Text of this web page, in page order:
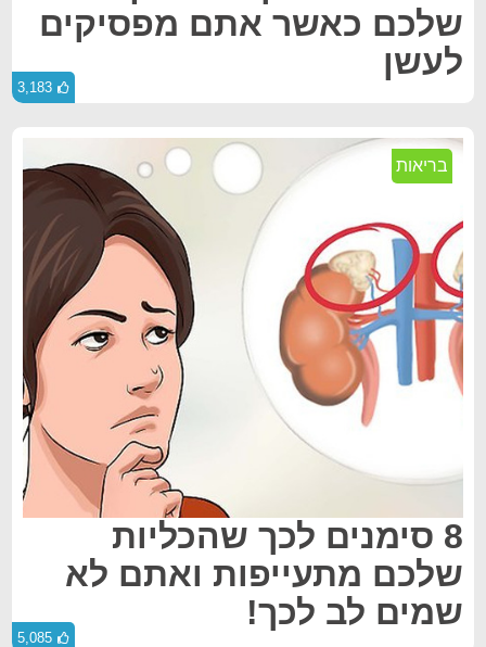
שלכם כאשר אתם מפסיקים
לעשן
3,183
בריאות
8 סימנים לכך שהכליות
שלכם מתעייפות ואתם לא
שמים לב לכך!
5,085